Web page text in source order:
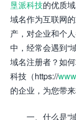
垦派科技的优质
域名作为互联网
产，对企业和个
中，经常会遇到“
域名注册者？如
科技（https://
的企业，为您带
一、什么是“